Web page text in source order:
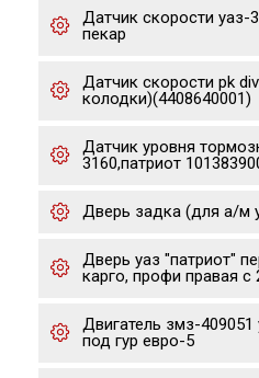
Датчик скорости уаз-
пекар
Датчик скорости pk
колодки)(4408640001)
Датчик уровня
3160,патриот
Дверь задка (для а/м
Дверь уаз "патриот"
карго, профи правая с
Двигатель змз-409051
под гур евро-5